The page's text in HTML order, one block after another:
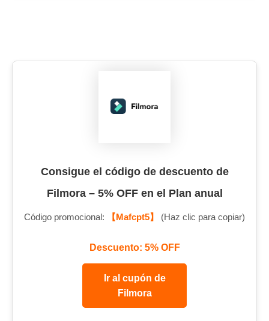
Consigue el código de descuento de
Filmora – 5% OFF en el Plan anual
Código promocional: 【Mafcpt5】 (Haz clic para copiar)
Descuento: 5% OFF
Ir al cupón de
Filmora